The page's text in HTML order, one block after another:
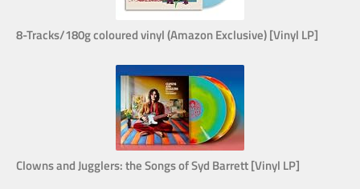
8-Tracks/180g coloured vinyl (Amazon Exclusive) [Vinyl LP]
Clowns and Jugglers: the Songs of Syd Barrett [Vinyl LP]